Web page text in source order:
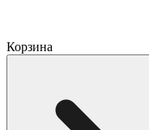
Корзина